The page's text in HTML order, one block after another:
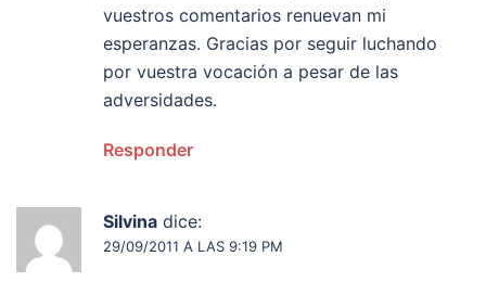
vuestros comentarios renuevan mi
esperanzas. Gracias por seguir luchando
por vuestra vocación a pesar de las
adversidades.
Responder
Silvina dice:
29/09/2011 A LAS 9:19 PM